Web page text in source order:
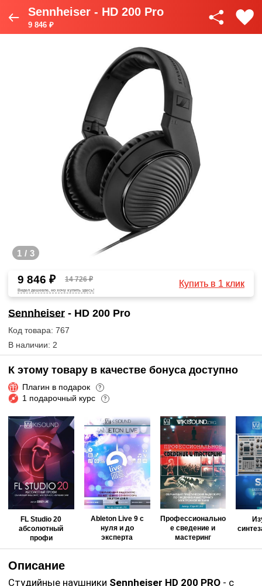
Sennheiser - HD 200 Pro
9 846 ₽
1 / 3
9 846 ₽ 14 726 ₽
Видел дешевле, но хочу купить здесь!
Купить в 1 клик
Sennheiser - HD 200 Pro
Код товара: 767
В наличии: 2
К этому товару в качестве бонуса доступно
Плагин в подарок ?
1 подарочный курс ?
FL Studio 20
абсолютный
профи
Ableton Live 9 с
нуля и до
эксперта
Профессионально
е сведение и
мастеринг
Описание
Студийные наушники Sennheiser HD 200 PRO - с